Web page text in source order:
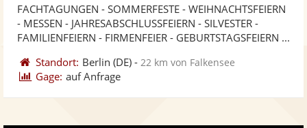
Fotos
5
Sternen
FACHTAGUNGEN - SOMMERFESTE - WEIHNACHTSFEIERN
- MESSEN - JAHRESABSCHLUSSFEIERN - SILVESTER -
FAMILIENFEIERN - FIRMENFEIER - GEBURTSTAGSFEIERN ...
Standort: Berlin (DE) - 22 km von Falkensee
Gage: auf Anfrage